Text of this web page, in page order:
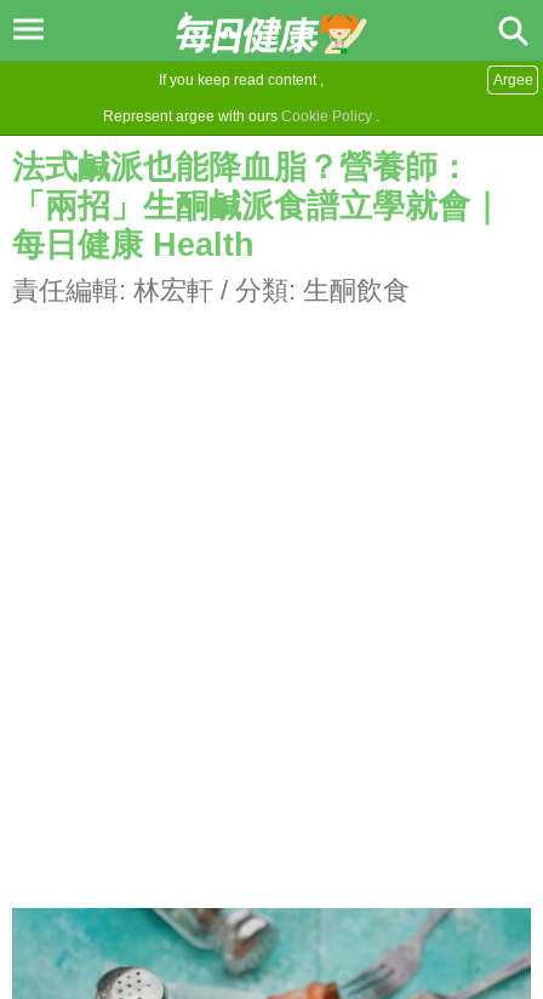
If you keep read content ,
Represent argee with ours Cookie Policy .
Argee
法式鹹派也能降血脂？營養師：
「兩招」生酮鹹派食譜立學就會｜
每日健康 Health
責任編輯: 林宏軒 / 分類: 生酮飲食